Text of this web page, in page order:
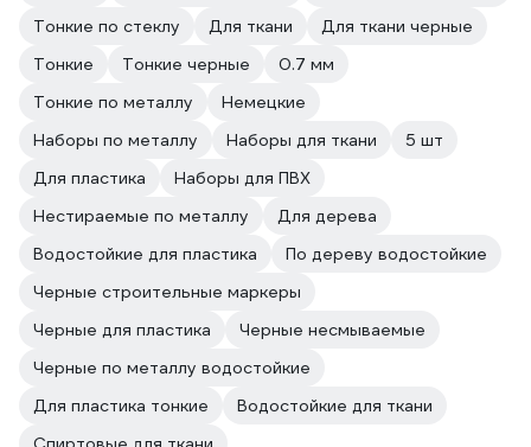
Тонкие по стеклу
Для ткани
Для ткани черные
Тонкие
Тонкие черные
0.7 мм
Тонкие по металлу
Немецкие
Наборы по металлу
Наборы для ткани
5 шт
Для пластика
Наборы для ПВХ
Нестираемые по металлу
Для дерева
Водостойкие для пластика
По дереву водостойкие
Черные строительные маркеры
Черные для пластика
Черные несмываемые
Черные по металлу водостойкие
Для пластика тонкие
Водостойкие для ткани